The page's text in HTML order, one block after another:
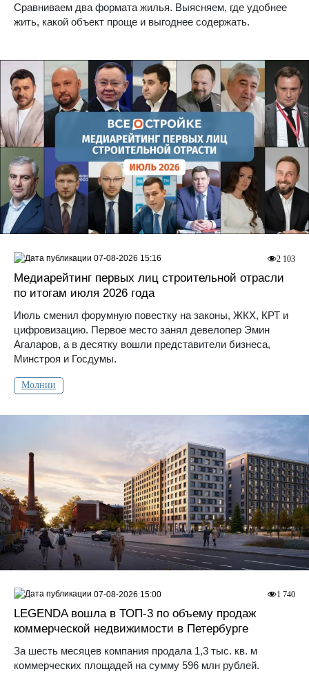
Сравниваем два формата жилья. Выясняем, где удобнее
жить, какой объект проще и выгоднее содержать.
Медиарейтинг первых лиц строительной отрасли
по итогам июля 2026 года
Июль сменил форумную повестку на законы, ЖКХ, КРТ и
цифровизацию. Первое место занял девелопер Эмин
Агаларов, а в десятку вошли представители бизнеса,
Минстроя и Госдумы.
Молнии
2 103
07-08-2026 15:16
LEGENDA вошла в ТОП-3 по объему продаж
коммерческой недвижимости в Петербурге
За шесть месяцев компания продала 1,3 тыс. кв. м
коммерческих площадей на сумму 596 млн рублей.
1 740
07-08-2026 15:00